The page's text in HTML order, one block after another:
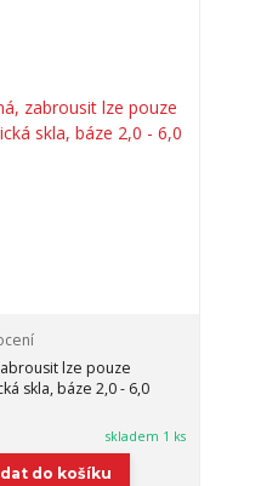
lze pouze
skla, báze 2,0 - 6,0
skladem 1 ks
do košíku